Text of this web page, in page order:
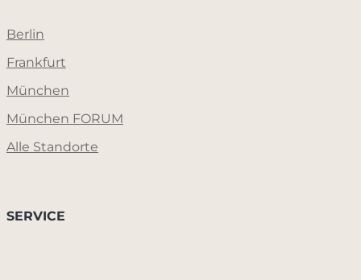
Berlin
Frankfurt
München
München FORUM
Alle Standorte
SERVICE